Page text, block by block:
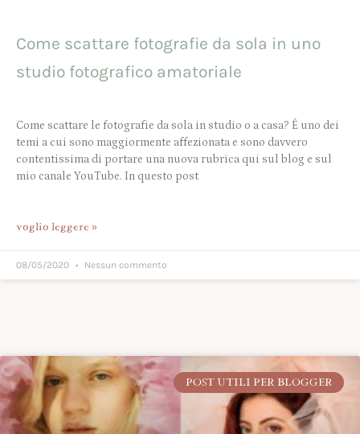
Come scattare fotografie da sola in uno
studio fotografico amatoriale
Come scattare le fotografie da sola in studio o a casa? È uno dei
temi a cui sono maggiormente affezionata e sono davvero
contentissima di portare una nuova rubrica qui sul blog e sul
mio canale YouTube. In questo post
voglio leggere »
08/05/2020 Nessun commento
POST UTILI PER BLOGGER